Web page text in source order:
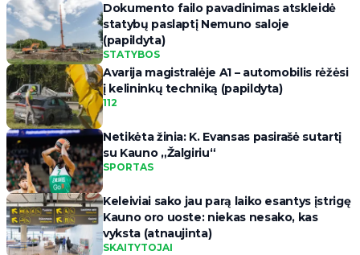
Dokumento failo pavadinimas atskleidė
statybų paslaptį Nemuno saloje
(papildyta)
STATYBOS
Avarija magistralėje A1 – automobilis rėžėsi
į kelininkų techniką (papildyta)
112
Netikėta žinia: K. Evansas pasirašė sutartį
su Kauno „Žalgiriu“
SPORTAS
Keleiviai sako jau parą laiko esantys įstrigę
Kauno oro uoste: niekas nesako, kas
vyksta (atnaujinta)
SKAITYTOJAI